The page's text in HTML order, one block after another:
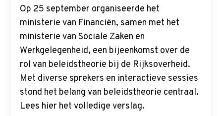
Op 25 september organiseerde het
ministerie van Financiën, samen met het
ministerie van Sociale Zaken en
Werkgelegenheid, een bijeenkomst over de
rol van beleidstheorie bij de Rijksoverheid.
Met diverse sprekers en interactieve sessies
stond het belang van beleidstheorie centraal.
Lees hier het volledige verslag.